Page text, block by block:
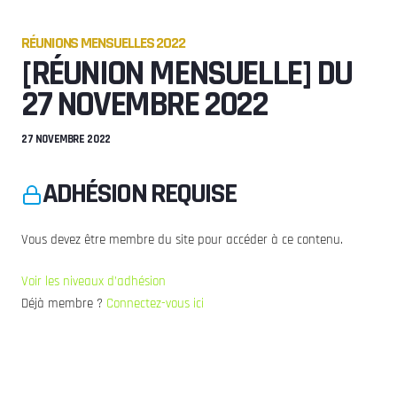
RÉUNIONS MENSUELLES 2022
[RÉUNION MENSUELLE] DU
27 NOVEMBRE 2022
27 NOVEMBRE 2022
ADHÉSION REQUISE
Vous devez être membre du site pour accéder à ce contenu.
Voir les niveaux d’adhésion
Déjà membre ? Connectez-vous ici